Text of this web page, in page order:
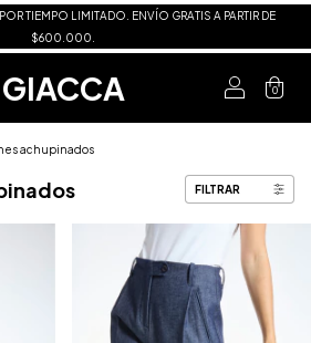
TIEMPO LIMITADO. ENVÍO GRATIS A PARTIR DE
$600.000.
GIACCA 0
achupinados
FILTRAR